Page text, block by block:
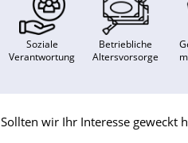
Soziale
Verantwortung
Betriebliche
Altersvorsorge
Sollten wir Ihr Interesse geweckt